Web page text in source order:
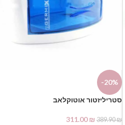
-20%
סטריליזטור אוטוקלאב
389.90₪
311.00₪